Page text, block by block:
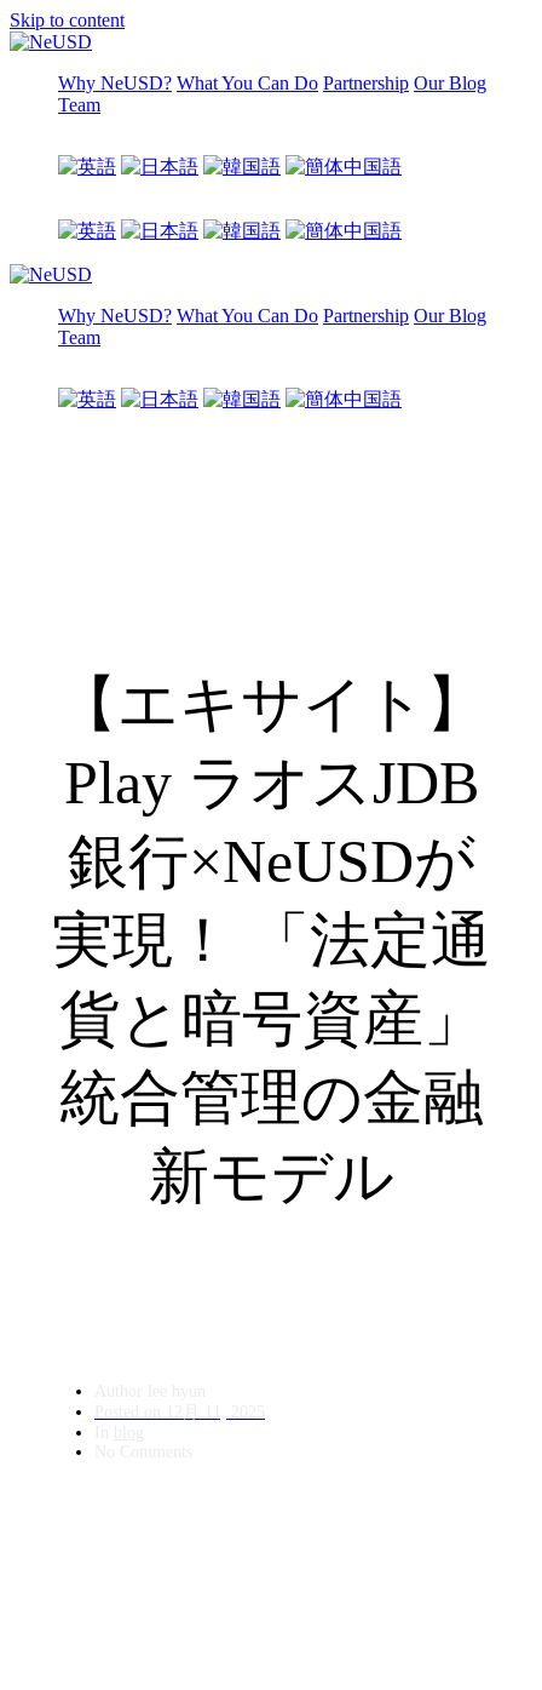
Skip to content
Why NeUSD? What You Can Do Partnership Our Blog
Team
Why NeUSD? What You Can Do Partnership Our Blog
Team
【エキサイト】
Play ラオスJDB
銀行×NeUSDが
実現！ 「法定通
貨と暗号資産」
統合管理の金融
新モデル